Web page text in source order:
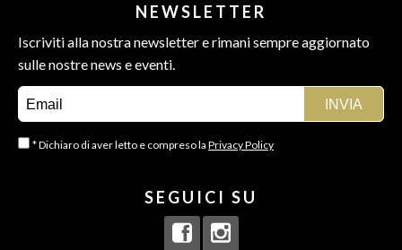
NEWSLETTER
Iscriviti alla nostra newsletter e rimani sempre aggiornato
sulle nostre news e eventi.
* Dichiaro di aver letto e compreso la Privacy Policy
SEGUICI SU